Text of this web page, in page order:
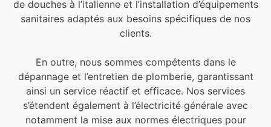
de douches à l’italienne et l’installation d’équipements
sanitaires adaptés aux besoins spécifiques de nos
clients.
En outre, nous sommes compétents dans le
dépannage et l’entretien de plomberie, garantissant
ainsi un service réactif et efficace. Nos services
s’étendent également à l’électricité générale avec
notamment la mise aux normes électriques pour